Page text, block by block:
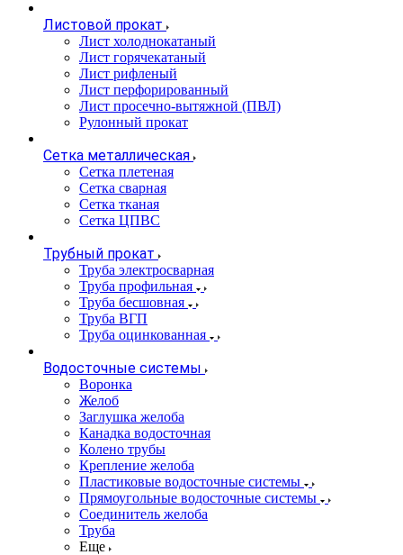
Листовой прокат
Лист холоднокатаный
Лист горячекатаный
Лист рифленый
Лист перфорированный
Лист просечно-вытяжной (ПВЛ)
Рулонный прокат
Сетка металлическая
Сетка плетеная
Сетка сварная
Сетка тканая
Сетка ЦПВС
Трубный прокат
Труба электросварная
Труба профильная
Труба бесшовная
Труба ВГП
Труба оцинкованная
Водосточные системы
Воронка
Желоб
Заглушка желоба
Канадка водосточная
Колено трубы
Крепление желоба
Пластиковые водосточные системы
Прямоугольные водосточные системы
Соединитель желоба
Труба
Еще